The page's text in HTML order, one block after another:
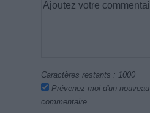
Caractères restants : 1000
Prévenez-moi d'un nouveau
commentaire